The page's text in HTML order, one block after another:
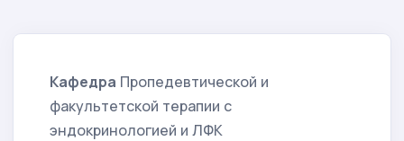
Кафедра Пропедевтической и
факультетской терапии с
эндокринологией и ЛФК